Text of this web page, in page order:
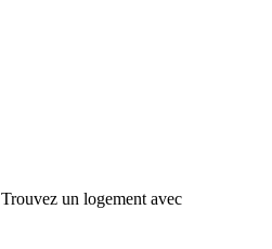
Trouvez un logement avec